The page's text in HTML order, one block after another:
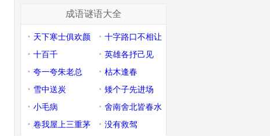
成语谜语大全
天下寒士俱欢颜
十字路口不相让
十百千
英雄各抒己见
夸一夸朱老总
枯木逢春
雪中送炭
矮个子先进场
小毛病
舍南舍北皆春水
卷我屋上三重茅
没有救驾